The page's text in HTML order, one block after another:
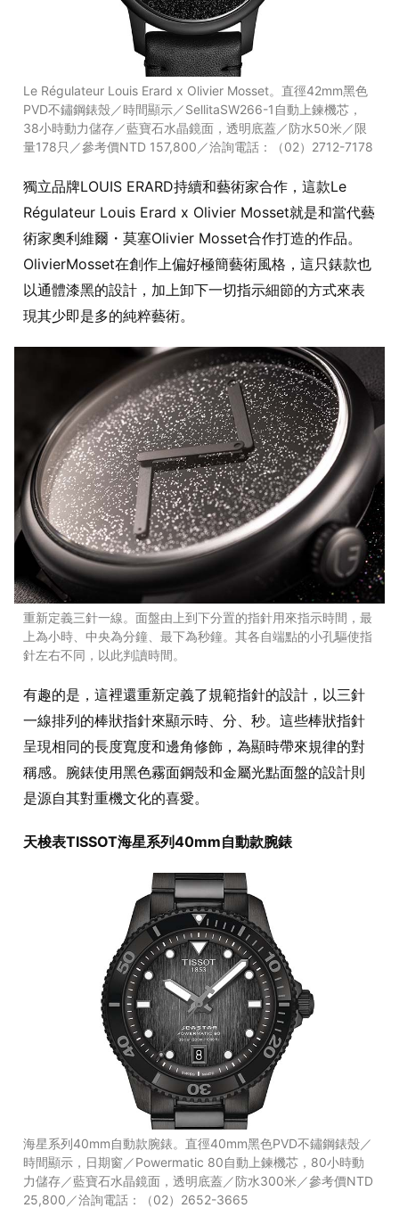
Le Régulateur Louis Erard x Olivier Mosset。直徑42mm黑色
PVD不鏽鋼錶殼／時間顯示／SellitaSW266-1自動上鍊機芯，
38小時動力儲存／藍寶石水晶鏡面，透明底蓋／防水50米／限
量178只／參考價NTD 157,800／洽詢電話：（02）2712-7178
獨立品牌LOUIS ERARD持續和藝術家合作，這款Le
Régulateur Louis Erard x Olivier Mosset就是和當代藝
術家奧利維爾・莫塞Olivier Mosset合作打造的作品。
OlivierMosset在創作上偏好極簡藝術風格，這只錶款也
以通體漆黑的設計，加上卸下一切指示細節的方式來表
現其少即是多的純粹藝術。
重新定義三針一線。面盤由上到下分置的指針用來指示時間，最
上為小時、中央為分鐘、最下為秒鐘。其各自端點的小孔驅使指
針左右不同，以此判讀時間。
有趣的是，這裡還重新定義了規範指針的設計，以三針
一線排列的棒狀指針來顯示時、分、秒。這些棒狀指針
呈現相同的長度寬度和邊角修飾，為顯時帶來規律的對
稱感。腕錶使用黑色霧面鋼殼和金屬光點面盤的設計則
是源自其對重機文化的喜愛。
天梭表TISSOT海星系列40mm自動款腕錶
海星系列40mm自動款腕錶。直徑40mm黑色PVD不鏽鋼錶殼／
時間顯示，日期窗／Powermatic 80自動上鍊機芯，80小時動
力儲存／藍寶石水晶鏡面，透明底蓋／防水300米／參考價NTD
25,800／洽詢電話：（02）2652-3665